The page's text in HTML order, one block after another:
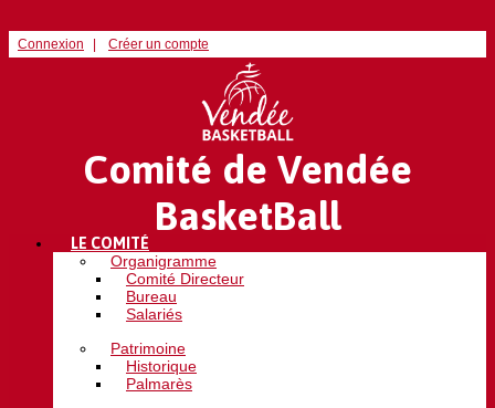
Connexion Créer un compte
Comité de Vendée
BasketBall
LE COMITÉ
Organigramme
Comité Directeur
Bureau
Salariés
Patrimoine
Historique
Palmarès